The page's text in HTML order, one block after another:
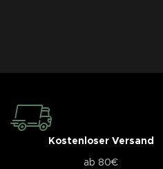
Kostenloser Versand
ab 80€